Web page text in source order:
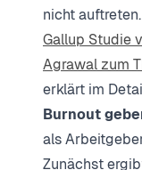
nicht
Gallup Studie
Agrawal zum
erklärt im
Burnout
als
Zunächst